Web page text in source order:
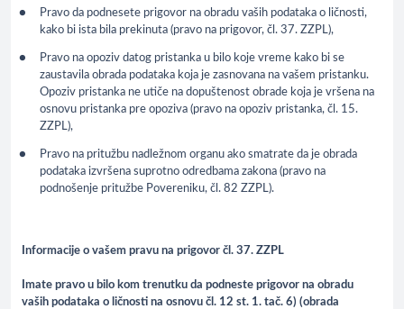
Pravo da podnesete prigovor na obradu vaših podataka o ličnosti,
kako bi ista bila prekinuta (pravo na prigovor, čl. 37. ZZPL),
Pravo na opoziv datog pristanka u bilo koje vreme kako bi se
zaustavila obrada podataka koja je zasnovana na vašem pristanku.
Opoziv pristanka ne utiče na dopuštenost obrade koja je vršena na
osnovu pristanka pre opoziva (pravo na opoziv pristanka, čl. 15.
ZZPL),
Pravo na pritužbu nadležnom organu ako smatrate da je obrada
podataka izvršena suprotno odredbama zakona (pravo na
podnošenje pritužbe Povereniku, čl. 82 ZZPL).
Informacije o vašem pravu na prigovor čl. 37. ZZPL
Imate pravo u bilo kom trenutku da podneste prigovor na obradu
vaših podataka o ličnosti na osnovu čl. 12 st. 1. tač. 6) (obrada